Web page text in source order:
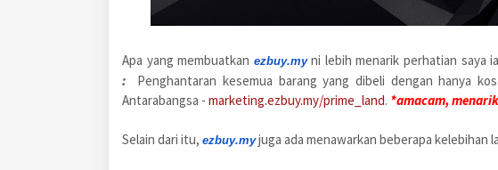
Apa yang membuatkan ezbuy.myni lebih menarik perhatian saya
:
Penghantaran kesemua barang yang dibeli dengan hanya
Antarabangsa - marketing.ezbuy.my/prime_land. *amacam,
Selain dari itu, ezbuy.myjuga ada menawarkan beberapa kelebihan